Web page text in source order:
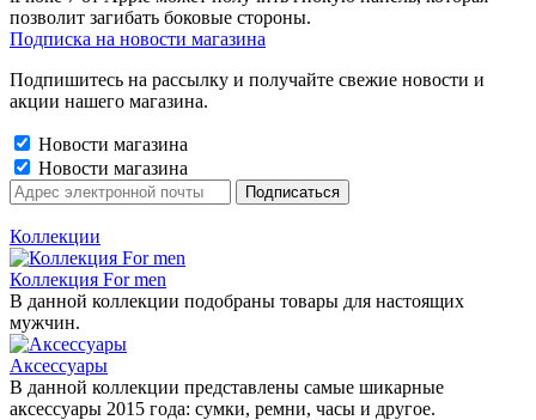
позволит загибать боковые стороны.
Подписка на новости магазина
Подпишитесь на рассылку и получайте свежие новости и
акции нашего магазина.
Новости магазина
Новости магазина
Коллекции
Коллекция For men
В данной коллекции подобраны товары для настоящих
мужчин.
Аксессуары
В данной коллекции представлены самые шикарные
аксессуары 2015 года: сумки, ремни, часы и другое.